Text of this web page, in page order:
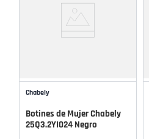
Chabely
Botines de Mujer Chabely
25Q3.2YI024 Negro